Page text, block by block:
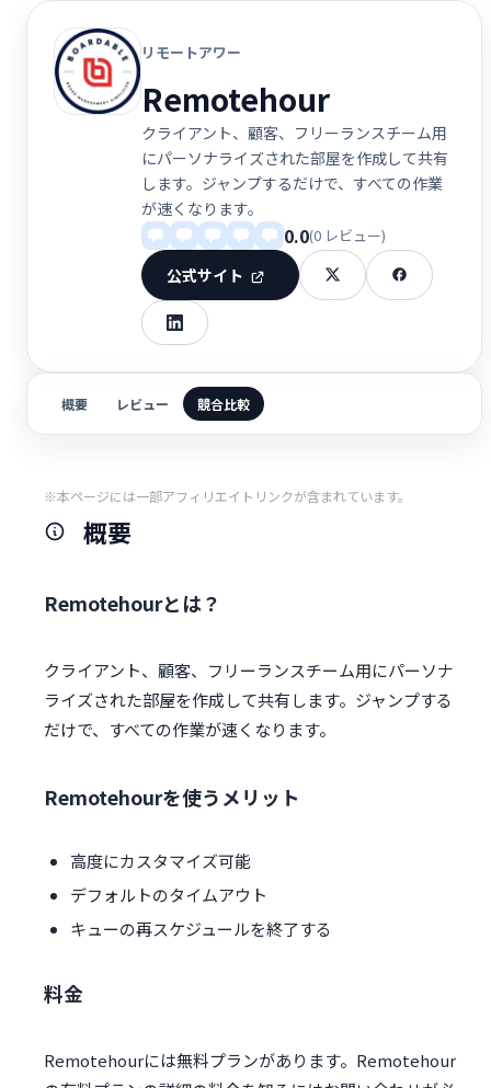
リモートアワー
Remotehour
クライアント、顧客、フリーランスチーム用
にパーソナライズされた部屋を作成して共有
します。ジャンプするだけで、すべての作業
が速くなります。
0.0(0 レビュー)
公式サイト
概要 レビュー 競合比較
※本ページには一部アフィリエイトリンクが含まれています。
概要
Remotehourとは？
クライアント、顧客、フリーランスチーム用にパーソナ
ライズされた部屋を作成して共有します。ジャンプする
だけで、すべての作業が速くなります。
Remotehourを使うメリット
高度にカスタマイズ可能
デフォルトのタイムアウト
キューの再スケジュールを終了する
料金
Remotehourには無料プランがあります。Remotehour